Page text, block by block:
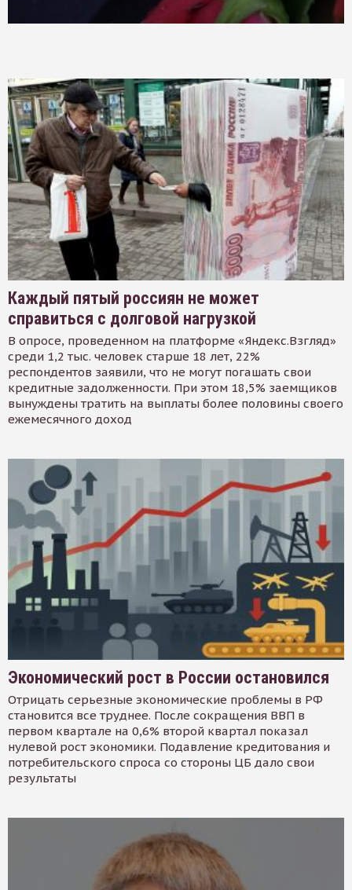
Каждый пятый россиян не может
справиться с долговой нагрузкой
В опросе, проведенном на платформе «Яндекс.Взгляд»
среди 1,2 тыс. человек старше 18 лет, 22%
респондентов заявили, что не могут погашать свои
кредитные задолженности. При этом 18,5% заемщиков
вынуждены тратить на выплаты более половины своего
ежемесячного доход
Экономический рост в России остановился
Отрицать серьезные экономические проблемы в РФ
становится все труднее. После сокращения ВВП в
первом квартале на 0,6% второй квартал показал
нулевой рост экономики. Подавление кредитования и
потребительского спроса со стороны ЦБ дало свои
результаты